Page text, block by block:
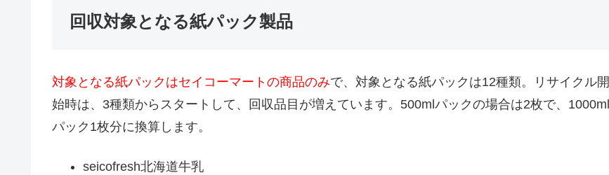
回収対象となる紙パック製品
対象となる紙パックはセイコーマートの商品のみで、対象となる紙パックは12種類。リサイクル開
始時は、3種類からスタートして、回収品目が増えています。500mlパックの場合は2枚で、1000ml
パック1枚分に換算します。
seicofresh北海道牛乳